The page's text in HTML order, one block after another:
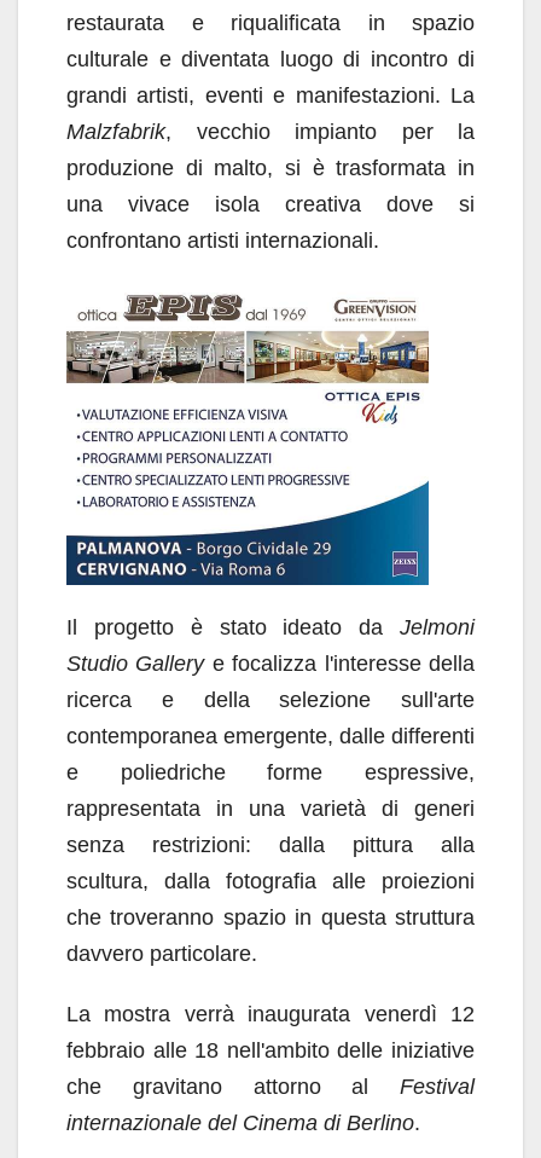
restaurata e riqualificata in spazio
culturale e diventata luogo di incontro di
grandi artisti, eventi e manifestazioni. La
Malzfabrik, vecchio impianto per la
produzione di malto, si è trasformata in
una vivace isola creativa dove si
confrontano artisti internazionali.
Il progetto è stato ideato da Jelmoni
Studio Gallerye focalizza l'interesse della
ricerca e della selezione sull'arte
contemporanea emergente, dalle differenti
e poliedriche forme espressive,
rappresentata in una varietà di generi
senza restrizioni: dalla pittura alla
scultura, dalla fotografia alle proiezioni
che troveranno spazio in questa struttura
davvero particolare.
La mostra verrà inaugurata venerdì 12
febbraio alle 18 nell'ambito delle iniziative
che gravitano attorno al Festival
internazionale del Cinema di Berlino.